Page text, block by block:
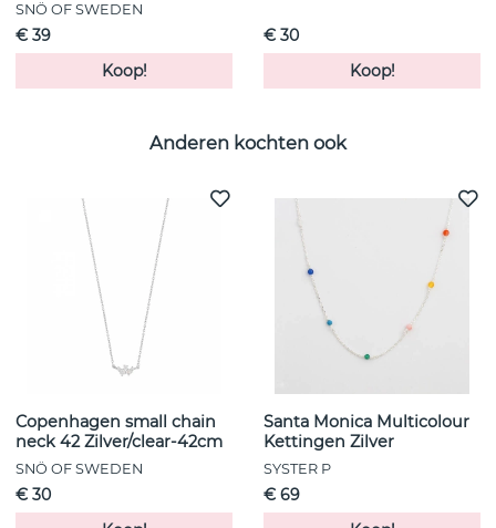
SNÖ OF SWEDEN
€ 39
Koop!
€ 30
Koop!
Anderen kochten ook
Copenhagen small chain
neck 42 Zilver/clear-42cm
SNÖ OF SWEDEN
€ 30
Santa Monica Multicolour
Kettingen Zilver
SYSTER P
€ 69